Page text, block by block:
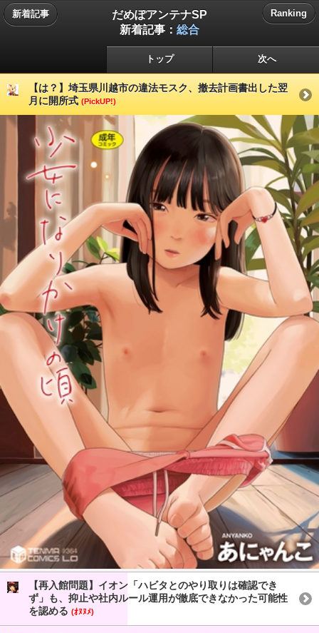
新着記事
だめぽアンテナSP
新着記事： 総合
Ranking
トップ 次へ
【は？】埼玉県川越市の違法モスク、撤去計画書出した翌
月に開所式 (PickUP!)
【再入館問題】イオン「ハビタとのやり取りは確認でき
ず」も、抑止や社内ルール運用が徹底できなかった可能性
を認める (ｵﾇﾇﾒ)